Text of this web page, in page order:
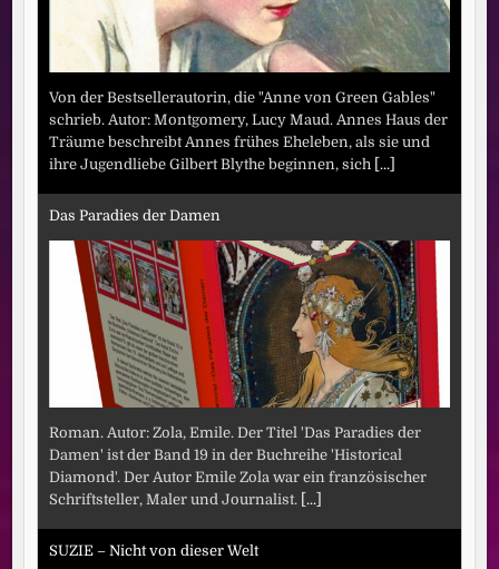
Von der Bestsellerautorin, die "Anne von Green Gables"
schrieb. Autor: Montgomery, Lucy Maud. Annes Haus der
Träume beschreibt Annes frühes Eheleben, als sie und
ihre Jugendliebe Gilbert Blythe beginnen, sich [...]
Das Paradies der Damen
Roman. Autor: Zola, Emile. Der Titel 'Das Paradies der
Damen' ist der Band 19 in der Buchreihe 'Historical
Diamond'. Der Autor Emile Zola war ein französischer
Schriftsteller, Maler und Journalist. [...]
SUZIE – Nicht von dieser Welt